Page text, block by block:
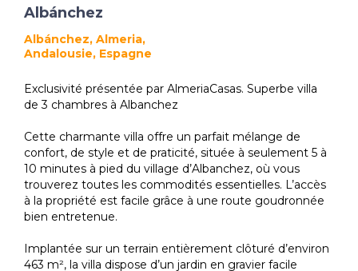
Albánchez
Albánchez, Almeria,
Andalousie, Espagne
Exclusivité présentée par AlmeriaCasas. Superbe villa
de 3 chambres à Albanchez
Cette charmante villa offre un parfait mélange de
confort, de style et de praticité, située à seulement 5 à
10 minutes à pied du village d’Albanchez, où vous
trouverez toutes les commodités essentielles. L’accès
à la propriété est facile grâce à une route goudronnée
bien entretenue.
Implantée sur un terrain entièrement clôturé d’environ
463 m², la villa dispose d’un jardin en gravier facile